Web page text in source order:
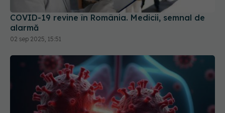
COVID-19 revine în România. Medicii, semnal de
alarmă
02 sep 2025, 15:51